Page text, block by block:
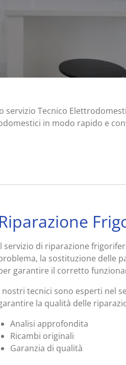
Tecnico
in modo rapido e
Riparazione
servizio di riparazione
la sostituzione delle
garantire il corretto
nostri tecnici sono esperti nel
la qualità delle
Analisi approfondita
Ricambi originali
Garanzia di qualità